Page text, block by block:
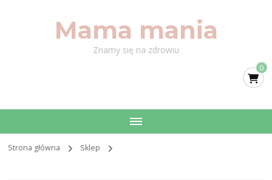
Mama mania
Znamy się na zdrowiu
0
Strona główna Sklep